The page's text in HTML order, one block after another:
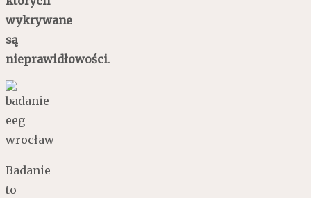
wykrywane
są
nieprawidłowości.
Badanie
to